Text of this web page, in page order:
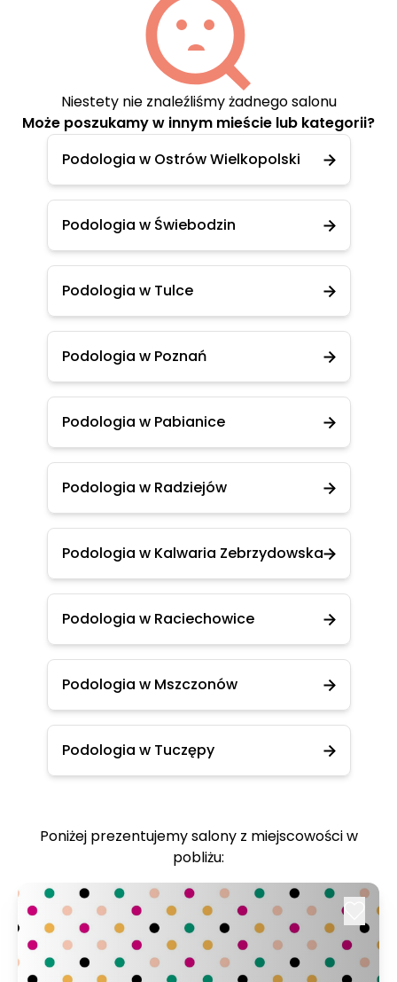
Niestety nie znaleźliśmy żadnego salonu
Może poszukamy w innym mieście lub kategorii?
Podologia w Ostrów Wielkopolski
Podologia w Świebodzin
Podologia w Tulce
Podologia w Poznań
Podologia w Pabianice
Podologia w Radziejów
Podologia w Kalwaria Zebrzydowska
Podologia w Raciechowice
Podologia w Mszczonów
Podologia w Tuczępy
Poniżej prezentujemy salony z miejscowości w
pobliżu: